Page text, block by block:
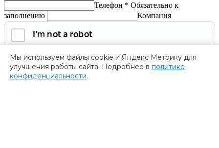
Мы используем файлы cookie и Яндекс Метрику для
улучшения работы сайта. Подробнее в политике
конфиденциальности.
Телефон * Обязательно к
заполнению
Компания